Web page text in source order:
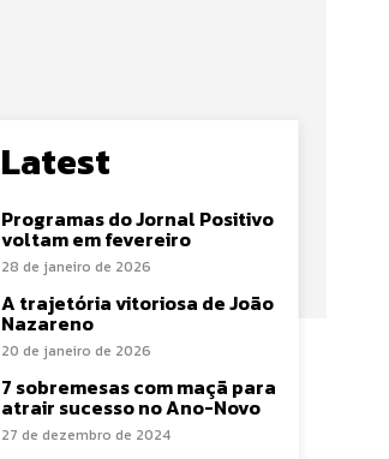
Latest
Programas do Jornal Positivo
voltam em fevereiro
28 de janeiro de 2026
A trajetória vitoriosa de João
Nazareno
20 de janeiro de 2026
7 sobremesas com maçã para
atrair sucesso no Ano-Novo
27 de dezembro de 2024